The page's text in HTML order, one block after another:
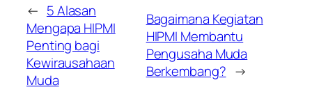
← 5 Alasan
Mengapa HIPMI
Penting bagi
Kewirausahaan
Muda
Bagaimana Kegiatan
HIPMI Membantu
Pengusaha Muda
Berkembang? →